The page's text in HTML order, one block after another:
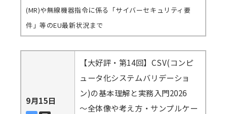
(MR)や無線機器指令に係る「サイバーセキュリティ要
件」等のEU最新状況まで
9月15日
【大好評・第14回】CSV(コンピ
ュータ化システムバリデーショ
ン)の基本理解と実務入門2026
～全体像や考え方・サンプルケー